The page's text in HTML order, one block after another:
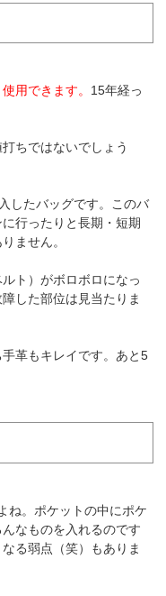
用できます。 15年経っ
ちではないでしょう
したバッグです。このバ
行ったりと長期・短期
ません。
ト）がボロボロになっ
した部位は見当たりま
革もキレイです。あと5
ね。ポケットの中にポケ
なものを入れるのです
る弱点（笑）もありま